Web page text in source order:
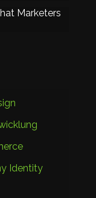
Marketers
Identity